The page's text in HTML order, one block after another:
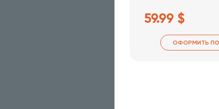
59.99 $
ОФОРМИТЬ